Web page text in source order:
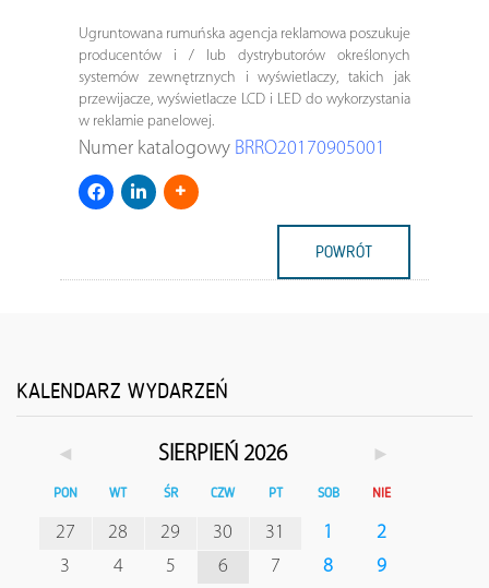
Ugruntowana rumuńska agencja reklamowa poszukuje
producentów i / lub dystrybutorów określonych
systemów zewnętrznych i wyświetlaczy, takich jak
przewijacze, wyświetlacze LCD i LED do wykorzystania
w reklamie panelowej.
Numer katalogowy BRRO20170905001
POWRÓT
KALENDARZ WYDARZEŃ
◄ SIERPIEŃ 2026 ►
PON WT ŚR CZW PT SOB NIE
27 28 29 30 31 1
2
3
4 5 6 7 8
9